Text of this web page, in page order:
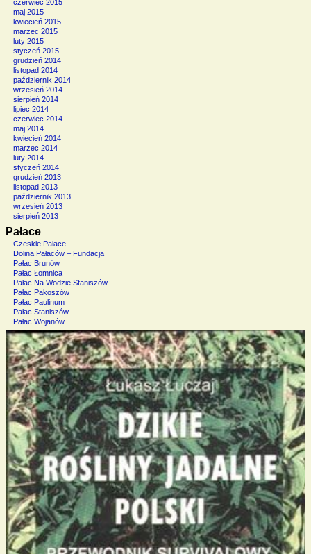
czerwiec 2015
maj 2015
kwiecień 2015
marzec 2015
luty 2015
styczeń 2015
grudzień 2014
listopad 2014
październik 2014
wrzesień 2014
sierpień 2014
lipiec 2014
czerwiec 2014
maj 2014
kwiecień 2014
marzec 2014
luty 2014
styczeń 2014
grudzień 2013
listopad 2013
październik 2013
wrzesień 2013
sierpień 2013
Pałace
Czeskie Pałace
Dolina Pałaców – Fundacja
Pałac Brunów
Pałac Łomnica
Pałac Na Wodzie Staniszów
Pałac Pakoszów
Pałac Paulinum
Pałac Staniszów
Pałac Wojanów